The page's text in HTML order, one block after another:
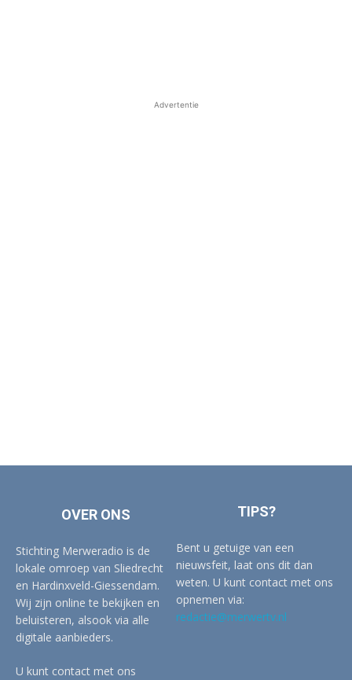
Advertentie
OVER ONS
Stichting Merweradio is de
lokale omroep van Sliedrecht
en Hardinxveld-Giessendam.
Wij zijn online te bekijken en
beluisteren, alsook via alle
digitale aanbieders.
U kunt contact met ons
TIPS?
Bent u getuige van een
nieuwsfeit, laat ons dit dan
weten. U kunt contact met ons
opnemen via:
redactie@merwertv.nl